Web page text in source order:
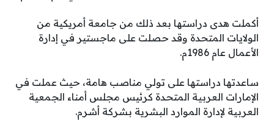
أكملت هدى دراستها بعد ذلك من جامعة أمريكية من
الولايات المتحدة وقد حصلت على ماجستير في إدارة
الأعمال عام 1986م.
ساعدتها دراستها على تولي مناصب هامة، حيث عملت في
الإمارات العربية المتحدة كرئيس مجلس أمناء الجمعية
العربية لإدارة الموارد البشرية بشركة أشرم.